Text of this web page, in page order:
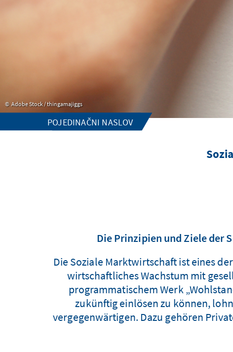
Adobe Stock / thingamajiggs
POJEDINAČNI NASLOV
Die Prinzipien und Ziele der
Die Soziale Marktwirtschaft ist eines
wirtschaftliches Wachstum mit
programmatischem Werk
zukünftig einlösen zu können,
vergegenwärtigen. Dazu gehören